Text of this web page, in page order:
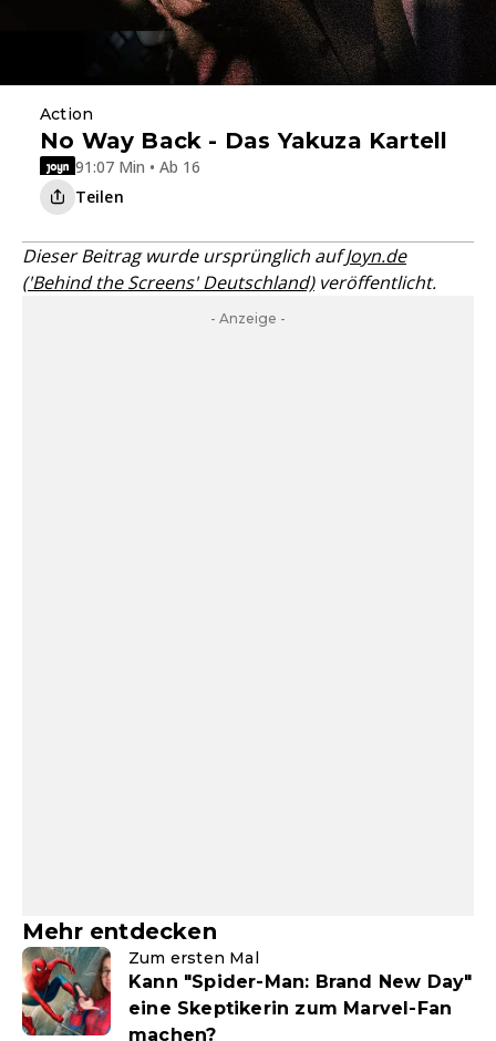
Action
No Way Back - Das Yakuza Kartell
91:07 Min • Ab 16
Teilen
Dieser Beitrag wurde ursprünglich aufJoyn.de
('Behind the Screens' Deutschland)veröffentlicht.
- Anzeige -
Mehr entdecken
Zum ersten Mal
Kann "Spider-Man: Brand New Day"
eine Skeptikerin zum Marvel-Fan
machen?